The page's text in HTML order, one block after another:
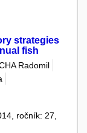
strategies
fish
Radomil
ročník: 27,